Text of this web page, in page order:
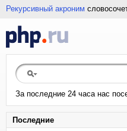
Рекурсивный акроним
За последние 24 часа нас
Последние